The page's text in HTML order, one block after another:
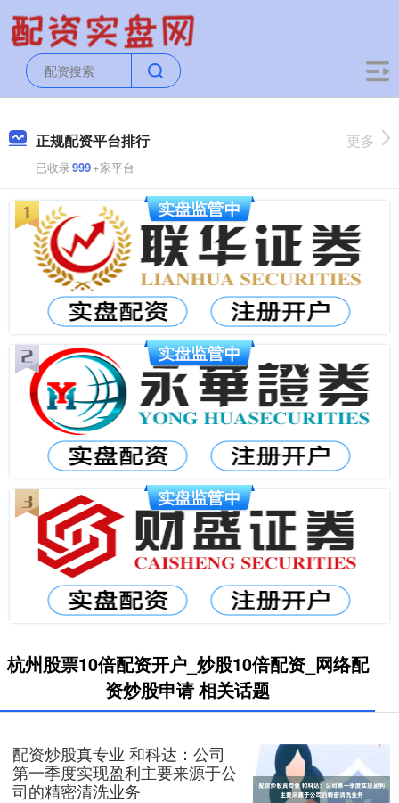
正规配资平台排行
已收录999+家平台
更多
杭州股票10倍配资开户_炒股10倍配资_网络配
资炒股申请 相关话题
配资炒股真专业 和科达：公司
第一季度实现盈利主要来源于公
司的精密清洗业务